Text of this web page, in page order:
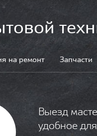
на ремонт Запчасти
Выезд
удобное